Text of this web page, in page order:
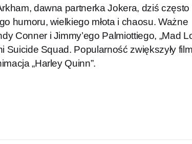
dawna partnerka Jokera, dziś często
humoru, wielkiego młota i chaosu. Ważne
Conner i Jimmy’ego Palmiottiego, „Mad
Suicide Squad. Popularność zwiększyły
„Harley Quinn”.